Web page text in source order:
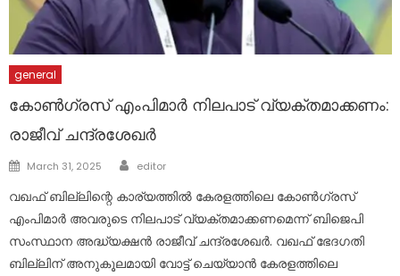
general
കോൺഗ്രസ് എംപിമാർ നിലപാട് വ്യക്തമാക്കണം:
രാജീവ് ചന്ദ്രശേഖർ
Posted
March 31, 2025 Author
editor
വഖഫ് ബില്ലിന്റെ കാര്യത്തിൽ കേരളത്തിലെ കോൺഗ്രസ്
എംപിമാർ അവരുടെ നിലപാട് വ്യക്തമാക്കണമെന്ന് ബിജെപി
സംസ്ഥാന അദ്ധ്യക്ഷൻ രാജീവ് ചന്ദ്രശേഖർ. വഖഫ് ഭേദഗതി
ബില്ലിന് അനുകൂലമായി വോട്ട് ചെയ്യാൻ കേരളത്തിലെ